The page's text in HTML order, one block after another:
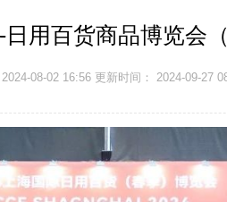
用百货商品博览会
08-02 16:56 更新时间： 2024-09-27